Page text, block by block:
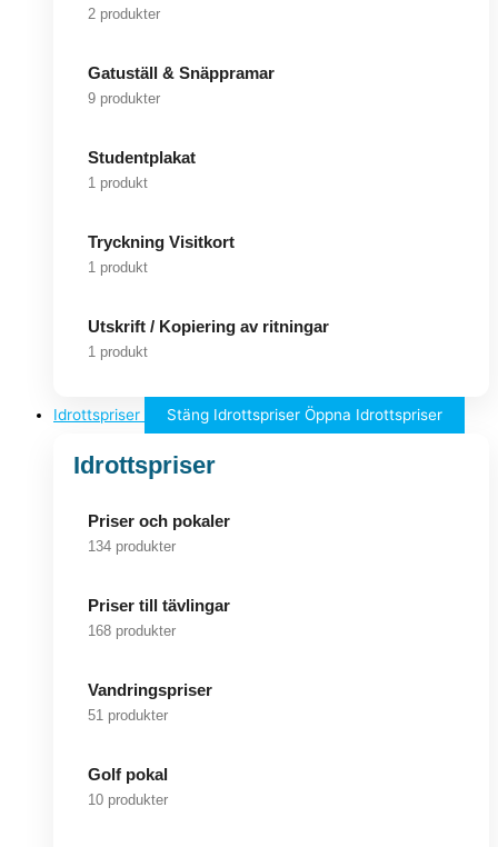
2 produkter
Gatuställ & Snäppramar
9 produkter
Studentplakat
1 produkt
Tryckning Visitkort
1 produkt
Utskrift / Kopiering av ritningar
1 produkt
Idrottspriser Stäng Idrottspriser Öppna Idrottspriser
Idrottspriser
Priser och pokaler
134 produkter
Priser till tävlingar
168 produkter
Vandringspriser
51 produkter
Golf pokal
10 produkter